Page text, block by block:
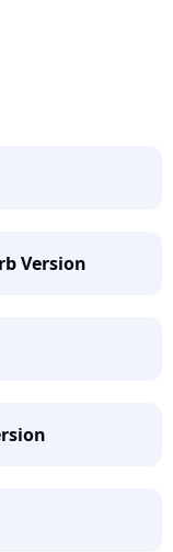
Version